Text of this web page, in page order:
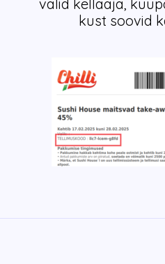
valid kellaaja,
kust soovid